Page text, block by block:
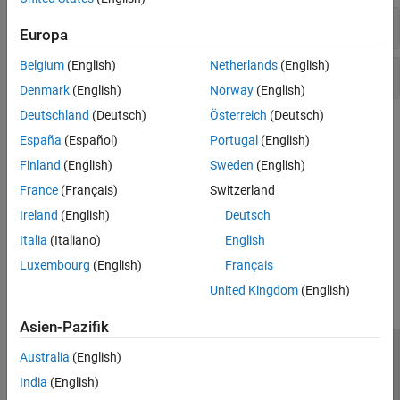
SICK 2-D Lidar Sensor
Get Started with Lidar Toolbox Support Package for SICK Lidar
Get started with SICK 3-D and 2-D lidar sensor data acquisition.
How useful was this information?
Europa
Belgium (English)
Denmark (English)
Deutschland (Deutsch)
España (Español)
Finland (English)
France (Français)
Ireland (English)
Italia (Italiano)
Luxembourg (English)
Netherlands(English)
Norway(English)
Österreich (Deutsch)
Portugal (English)
Sweden (English)
Switzerland
Deutsch
English
Français
United Kingdom(English)
Asien-Pazifik
Australia (English)
India (English)
Trust Center Handelsmarken
Datendiebstahl verhindern